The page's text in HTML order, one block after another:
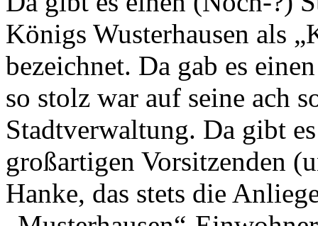
Königs Wusterhausen als
bezeichnet. Da gab es
so stolz war auf seine ach
Stadtverwaltung. Da gibt
großartigen Vorsitzenden
Hanke, das stets die